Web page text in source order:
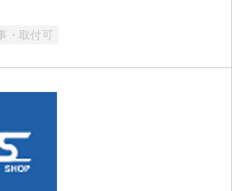
・取付可